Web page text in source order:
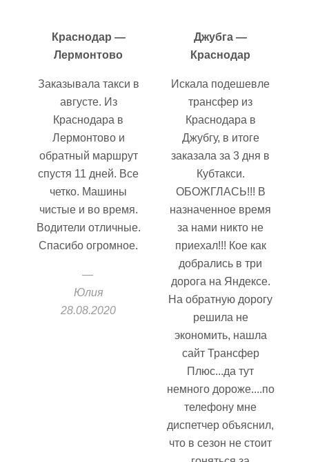
Краснодар —
Лермонтово
Заказывала такси в
августе. Из
Краснодара в
Лермонтово и
обратный маршрут
спустя 11 дней. Все
четко. Машины
чистые и во время.
Водители отличные.
Спасибо огромное.
Юлия
28.08.2020
Джубга —
Краснодар
Искала подешевле
трансфер из
Краснодара в
Джубгу, в итоге
заказала за 3 дня в
Кубтакси.
ОБОЖГЛАСЬ!!! В
назначенное время
за нами никто не
приехал!!! Кое как
добрались в три
дорога на Яндексе.
На обратную дорогу
решила не
экономить, нашла
сайт Трансфер
Плюс...да тут
немного дороже....по
телефону мне
диспетчер объяснил,
что в сезон не стоит